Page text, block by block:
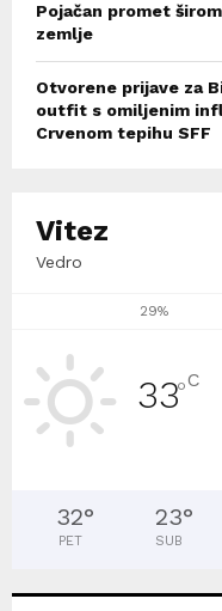
Pojačan promet
zemlje
Otvorene prijave za
outfit s omiljenim
Crvenom tepihu SFF
Vitez
Vedro
29%
33°C
32°
PET
23°
SUB